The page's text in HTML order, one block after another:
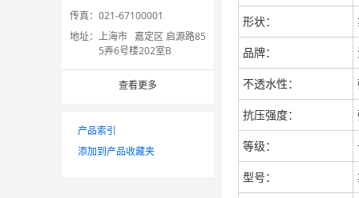
传真： 021-67100001
地址： 上海市 嘉定区 启源路85
5弄6号楼202室B
查看更多
产品索引
添加到产品收藏夹
形状：
品牌：
不透水性：
抗压强度：
等级：
型号：